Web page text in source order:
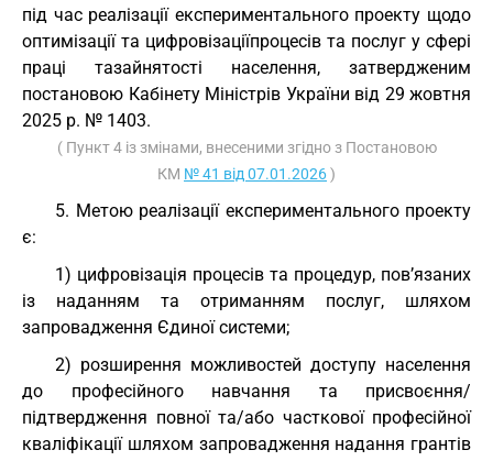
під час реалізації експериментального проекту щодо
оптимізації та цифровізаціїпроцесів та послуг у сфері
праці тазайнятості населення, затвердженим
постановою Кабінету Міністрів України від 29 жовтня
2025 р. № 1403.
( Пункт 4 із змінами, внесеними згідно з Постановою
КМ № 41 від 07.01.2026)
5. Метою реалізації експериментального проекту
є:
1) цифровізація процесів та процедур, пов’язаних
із наданням та отриманням послуг, шляхом
запровадження Єдиної системи;
2) розширення можливостей доступу населення
до професійного навчання та присвоєння/
підтвердження повної та/або часткової професійної
кваліфікації шляхом запровадження надання грантів